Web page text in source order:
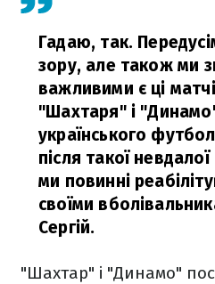
Гадаю, так.
зору, але також ми
важливими є ці
"Шахтаря" і
українського
після такої невдалої
ми повинні
своїми
Сергій.
"Шахтар" і "Динамо"